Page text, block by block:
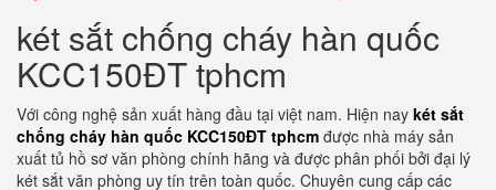
két sắt chống cháy hàn quốc
KCC150ĐT tphcm
Với công nghệ sản xuất hàng đầu tại việt nam. Hiện nay két sắt
chống cháy hàn quốc KCC150ĐT tphcm được nhà máy sản
xuất tủ hồ sơ văn phòng chính hãng và được phân phối bởi đại lý
két sắt văn phòng uy tín trên toàn quốc. Chuyên cung cấp các